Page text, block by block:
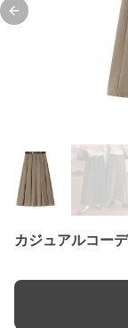
Previous slide
カジュアルコー